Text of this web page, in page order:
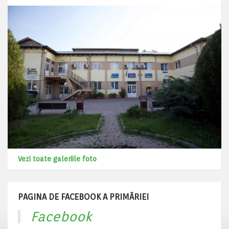
Vezi toate galeriile foto
PAGINA DE FACEBOOK A PRIMĂRIEI
Facebook